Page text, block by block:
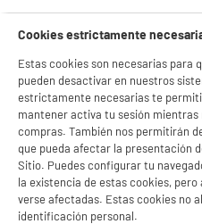
Cookies estrictamente
Estas cookies son necesarias para
pueden desactivar en nuestros
estrictamente necesarias te
mantener activa tu sesión
compras. También nos permitirán
que pueda afectar la presentación
Sitio. Puedes configurar tu
la existencia de estas cookies,
verse afectadas. Estas cookies no
identificación personal.